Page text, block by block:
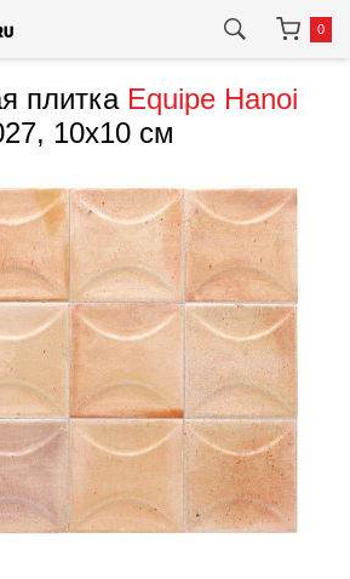
0
плитка Equipe Hanoi
10x10 см